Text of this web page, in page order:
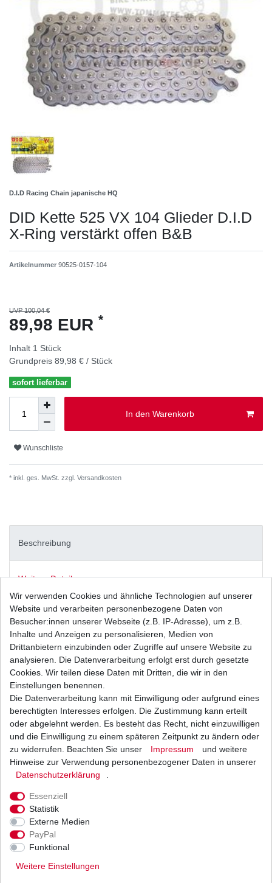
D.I.D Racing Chain japanische HQ
DID Kette 525 VX 104 Glieder D.I.D
X-Ring verstärkt offen B&B
Artikelnummer 90525-0157-104
UVP 100,04 €
89,98 EUR *
Inhalt 1 Stück
Grundpreis 89,98 € / Stück
sofort lieferbar
In den Warenkorb
Wunschliste
* inkl. ges. MwSt. zzgl. Versandkosten
Beschreibung
Weitere Details
Neue Kette
D.I.D X-Ring
Musterbild
Kettentyp: VX verstärkt X-
Ring
Farbe: stahl
Zustand: offen mit
Nietschloss
Wir verwenden Cookies und ähnliche Technologien auf unserer
Website und verarbeiten personenbezogene Daten von
Besucher:innen unserer Webseite (z.B. IP-Adresse), um z.B.
Inhalte und Anzeigen zu personalisieren, Medien von
Drittanbietern einzubinden oder Zugriffe auf unsere Website zu
analysieren. Die Datenverarbeitung erfolgt erst durch gesetzte
Cookies. Wir teilen diese Daten mit Dritten, die wir in den
Einstellungen benennen.
Die Datenverarbeitung kann mit Einwilligung oder aufgrund eines
berechtigten Interesses erfolgen. Die Zustimmung kann erteilt
oder abgelehnt werden. Es besteht das Recht, nicht einzuwilligen
und die Einwilligung zu einem späteren Zeitpunkt zu ändern oder
zu widerrufen. Beachten Sie unser
Impressum
und weitere
Hinweise zur Verwendung personenbezogener Daten in unserer
Daten­schutz­erklärung
Essenziell
Statistik
Externe Medien
PayPal
Funktional
Weitere Einstellungen